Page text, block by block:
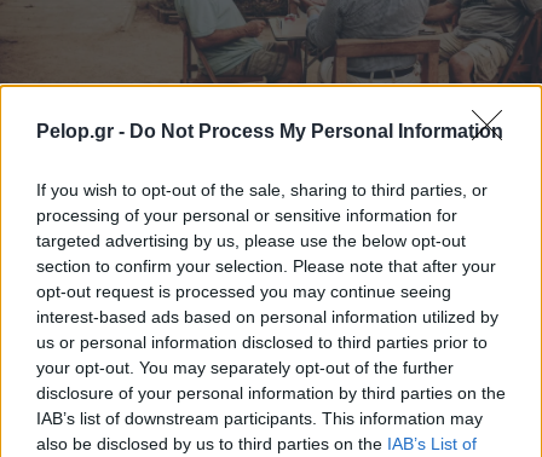
Pelop.gr - Do Not Process My Personal Information
If you wish to opt-out of the sale, sharing to third parties, or
processing of your personal or sensitive information for
targeted advertising by us, please use the below opt-out
section to confirm your selection. Please note that after your
opt-out request is processed you may continue seeing
interest-based ads based on personal information utilized by
us or personal information disclosed to third parties prior to
your opt-out. You may separately opt-out of the further
disclosure of your personal information by third parties on the
IAB’s list of downstream participants. This information may
also be disclosed by us to third parties on the IAB’s List of
Ποιοι δικαιούνται σύνταξη 409 ευρώ χωρίς ένσημα